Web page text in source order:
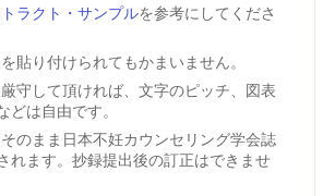
ラクト・サンプルを参考にしてくださ
貼り付けられてもかまいません。
守して頂ければ、文字のピッチ、図表
どは自由です。
のまま日本不妊カウンセリング学会誌
れます。抄録提出後の訂正はできませ